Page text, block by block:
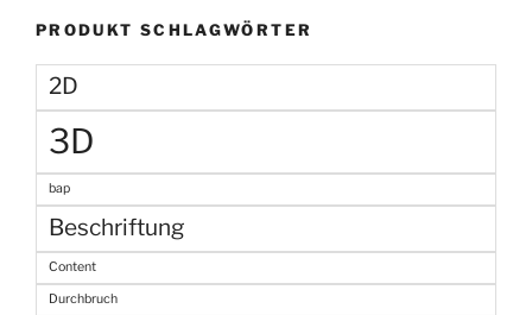
PRODUKT SCHLAGWÖRTER
2D
3D
bap
Beschriftung
Content
Durchbruch